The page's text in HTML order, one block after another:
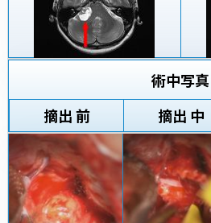
術中写真
摘出 前
摘出 中